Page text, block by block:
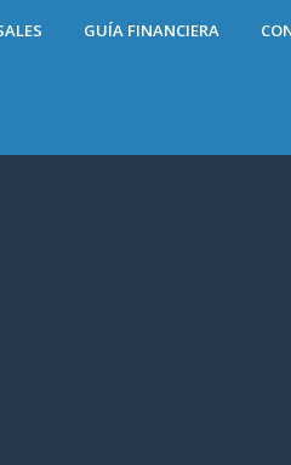
GUÍA FINANCIERA